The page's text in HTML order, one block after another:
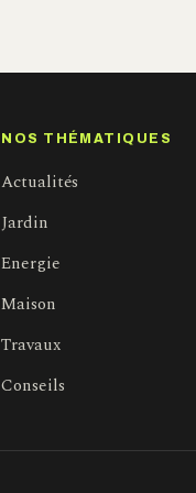
NOS THÉMATIQUES
Actualités
Jardin
Energie
Maison
Travaux
Conseils